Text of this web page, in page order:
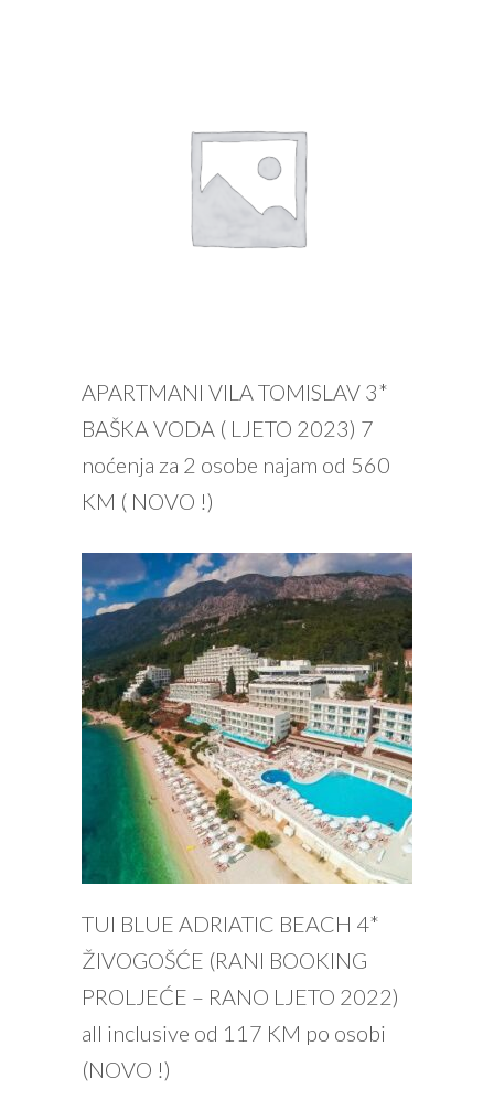
APARTMANI VILA TOMISLAV 3*
BAŠKA VODA ( LJETO 2023) 7
noćenja za 2 osobe najam od 560
KM ( NOVO !)
TUI BLUE ADRIATIC BEACH 4*
ŽIVOGOŠĆE (RANI BOOKING
PROLJEĆE – RANO LJETO 2022)
all inclusive od 117 KM po osobi
(NOVO !)